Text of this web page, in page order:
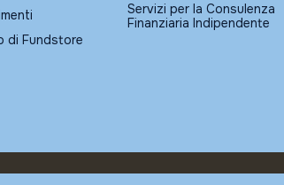
di Fundstore
Servizi per la Consulenza
Finanziaria Indipendente